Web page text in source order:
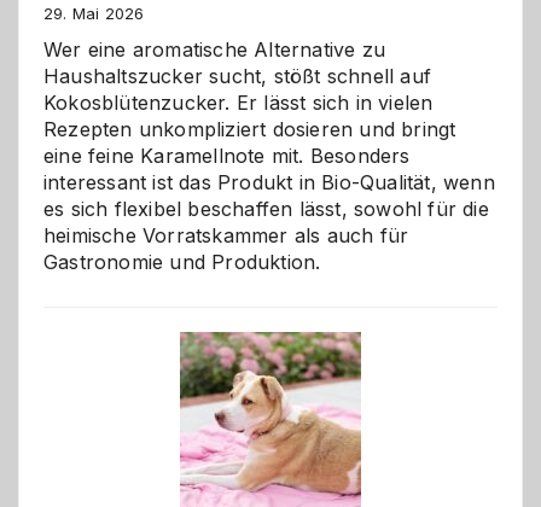
29. Mai 2026
Wer eine aromatische Alternative zu
Haushaltszucker sucht, stößt schnell auf
Kokosblütenzucker. Er lässt sich in vielen
Rezepten unkompliziert dosieren und bringt
eine feine Karamellnote mit. Besonders
interessant ist das Produkt in Bio-Qualität, wenn
es sich flexibel beschaffen lässt, sowohl für die
heimische Vorratskammer als auch für
Gastronomie und Produktion.